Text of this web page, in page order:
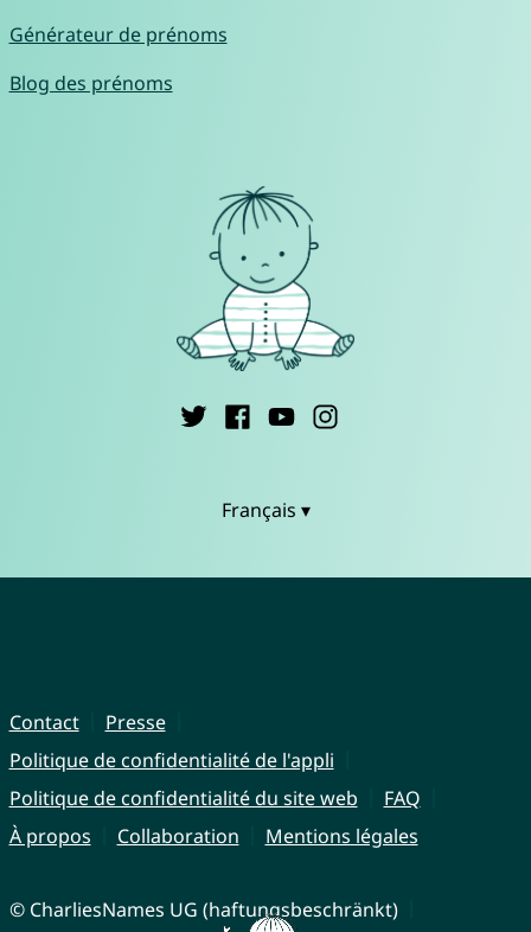
Générateur de prénoms
Blog des prénoms
Français ▾
Contact
Presse
Politique de confidentialité de l'appli
Politique de confidentialité du site web
FAQ
À propos
Collaboration Mentions légales
© CharliesNames UG (haftungsbeschränkt)